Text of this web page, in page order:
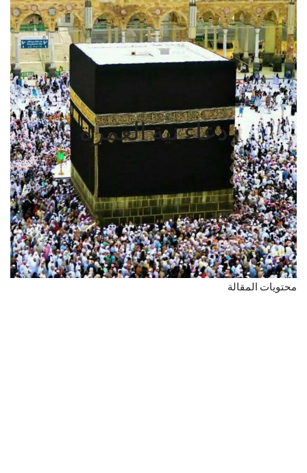
دعاء نية العمرة
محتويات المقالة